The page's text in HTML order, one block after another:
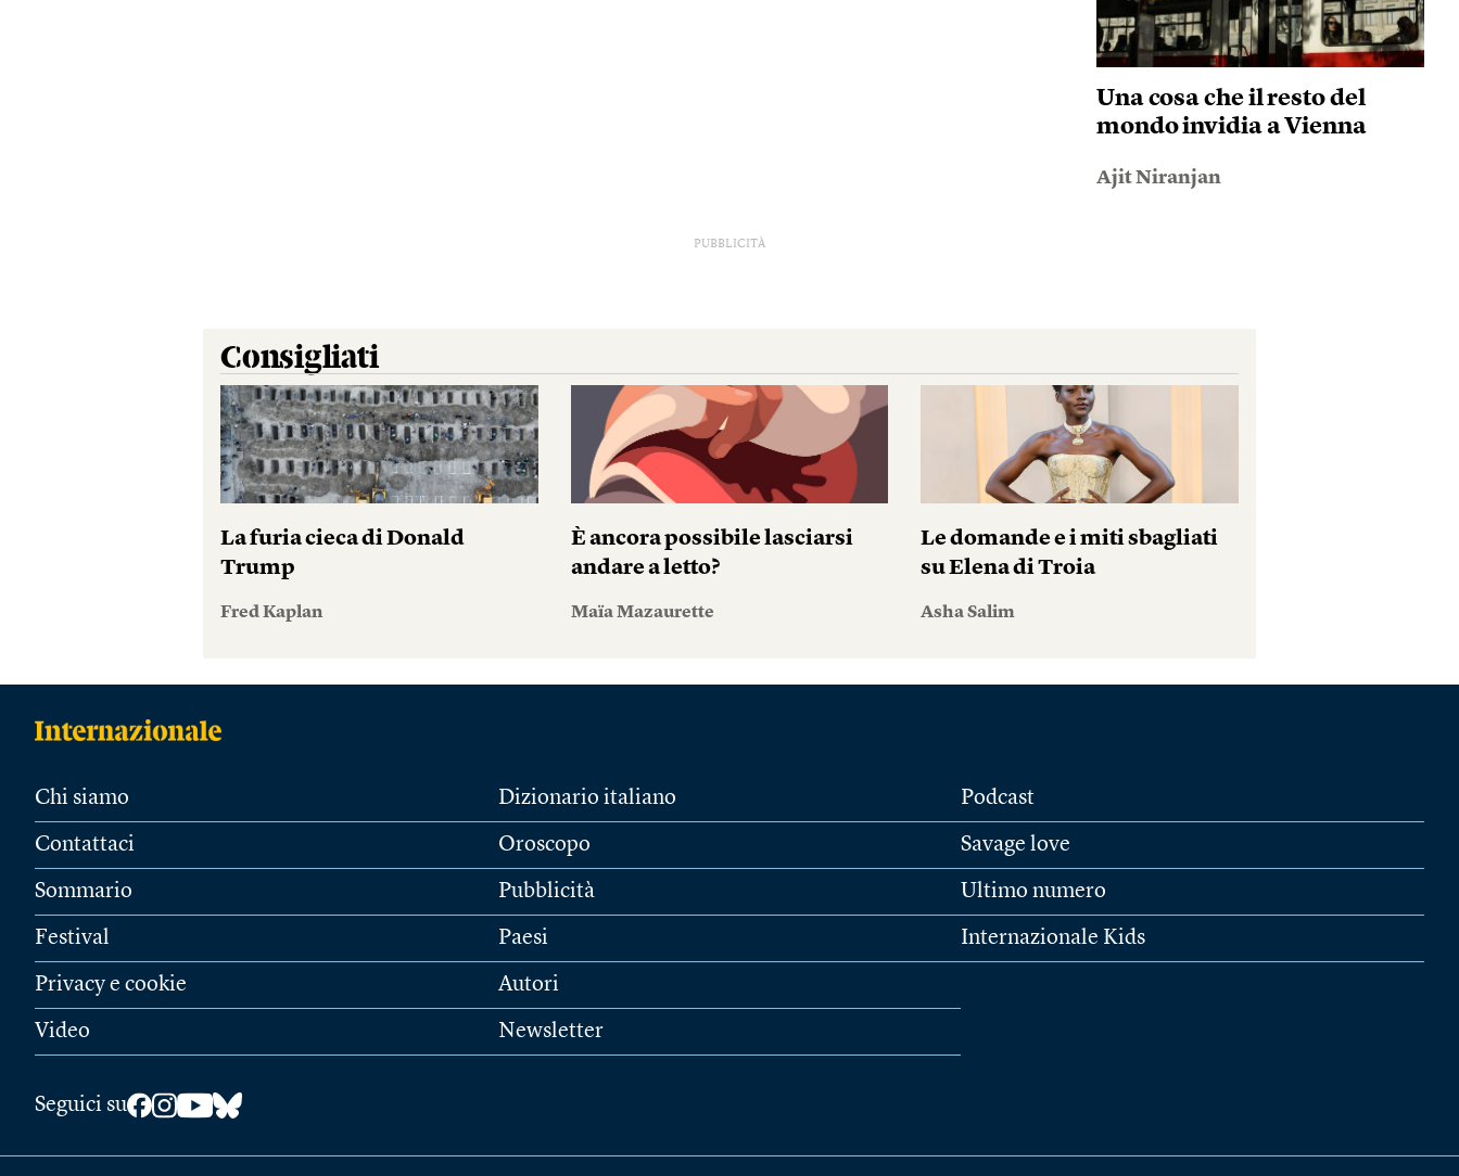
Una cosa che il resto del
mondo invidia a Vienna
Ajit Niranjan
PUBBLICITÀ
Consigliati
La furia cieca di Donald
Trump
Fred Kaplan
È ancora possibile lasciarsi
andare a letto?
Maïa Mazaurette
Le domande e i miti sbagliati
su Elena di Troia
Asha Salim
Chi siamo
Contattaci
Sommario
Festival
Privacy e cookie
Video
Dizionario italiano
Oroscopo
Pubblicità
Paesi
Autori
Newsletter
Podcast
Savage love
Ultimo numero
Internazionale Kids
Seguici su